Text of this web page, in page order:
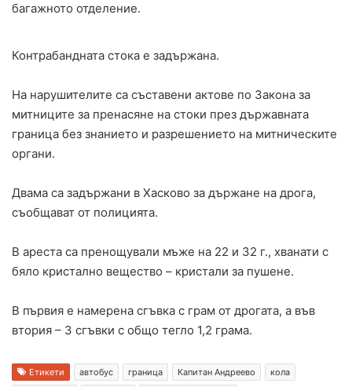
багажното отделение.
Контрабандната стока е задържана.
На нарушителите са съставени актове по Закона за
митниците за пренасяне на стоки през държавната
граница без знанието и разрешението на митническите
органи.
Двама са задържани в Хасково за държане на дрога,
съобщават от полицията.
В ареста са пренощували мъже на 22 и 32 г., хванати с
бяло кристално вещество – кристали за пушене.
В първия е намерена сгъвка с грам от дрогата, а във
втория – 3 сгъвки с общо тегло 1,2 грама.
Етикети автобус граница Капитан Андреево
кола